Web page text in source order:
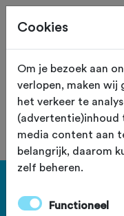
Site staat in teststand
XS
De vereniging
Cookies
Om je bezoek aan
verlopen, maken wij
het verkeer te
(advertentie)inhoud
media content aan
belangrijk, daarom
zelf beheren.
Functioneel